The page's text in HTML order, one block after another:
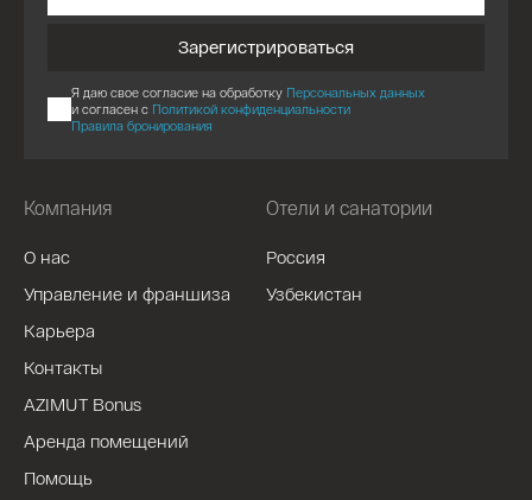
Компания
О нас
Управление и франшиза
Карьера
Контакты
AZIMUT Bonus
Аренда помещений
Помощь
Отели и санатории
Россия
Узбекистан
Зарегистрироваться
Я даю свое согласие на обработку Персональных данных
и согласен с Политикой конфиденциальности
Правила бронирования